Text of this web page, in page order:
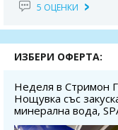
5 ОЦЕНКИ
ИЗБЕРИ ОФЕРТА:
Неделя в Стримон
Нощувка със
минерална вода,
безплатно за дете